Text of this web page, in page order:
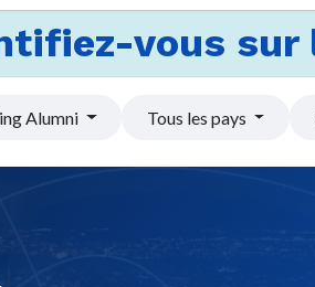
vous sur
Alumni Tous les pays